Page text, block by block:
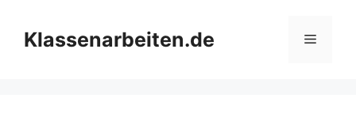
Inhalt
springenKlassenarbeiten.de Menü